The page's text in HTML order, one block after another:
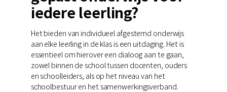
iedere leerling?
Het bieden van individueel afgestemd onderwijs
aan elke leerling in de klas is een uitdaging. Het is
essentieel om hierover een dialoog aan te gaan,
zowel binnen de school tussen docenten, ouders
en schoolleiders, als op het niveau van het
schoolbestuur en het samenwerkingsverband.